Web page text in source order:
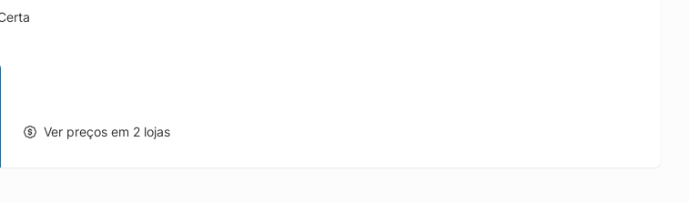
rotina mais ágil e intuitiva, enquanto o forno amplo permite assar, dourar e gratinar com ótima
e para quem gosta de cozinhar, o conjunto une funcionalidade, estética e confiabilidade em um único
Ver preços em 2 lojas